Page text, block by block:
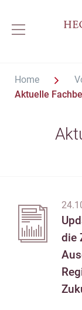
Home
Aktuelle
die